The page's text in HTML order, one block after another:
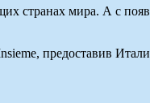
странах мира. А с
предоставив